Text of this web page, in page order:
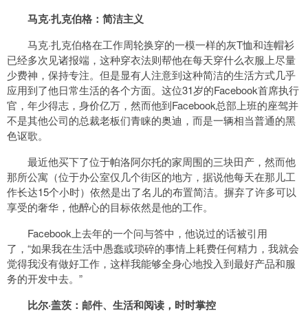
马克·扎克伯格：简洁主义
马克·扎克伯格在工作周轮换穿的一模一样的灰T恤和连帽衫
已经多次见诸报端，这种穿衣法则帮他在每天穿什么衣服上尽量
少费神，保持专注。但是显有人注意到这种简洁的生活方式几乎
应用到了他日常生活的各个方面。这位31岁的Facebook首席执行
官，年少得志，身价亿万，然而他到Facebook总部上班的座驾并
不是其他公司的总裁老板们青睐的奥迪，而是一辆相当普通的黑
色讴歌。
最近他买下了位于帕洛阿尔托的家周围的三块田产，然而他
那所公寓（位于办公室仅几个街区的地方，据说他每天在那儿工
作长达15个小时）依然是出了名儿的布置简洁。摒弃了许多可以
享受的奢华，他醉心的目标依然是他的工作。
Facebook上去年的一个问与答中，他说过的话被引用
了，“如果我在生活中愚蠢或琐碎的事情上耗费任何精力，我就会
觉得我没有做好工作，这样我能够全身心地投入到最好产品和服
务的开发中去。”
比尔·盖茨：邮件、生活和阅读，时时掌控